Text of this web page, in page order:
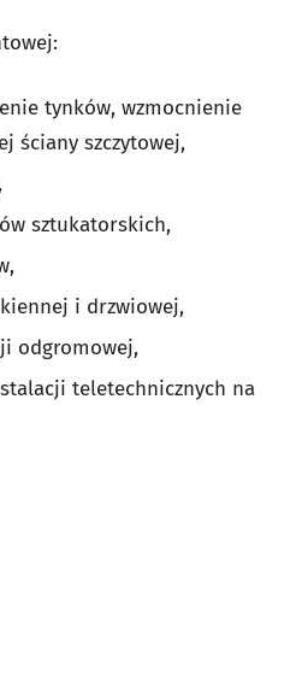
tynków, wzmocnienie
ściany szczytowej,
sztukatorskich,
i drzwiowej,
odgromowej,
teletechnicznych na